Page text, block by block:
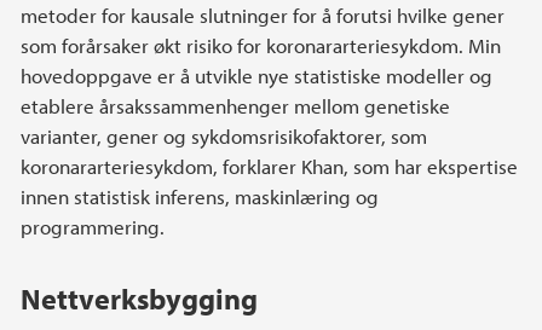
metoder for kausale slutninger for å forutsi hvilke gener
som forårsaker økt risiko for koronararteriesykdom. Min
hovedoppgave er å utvikle nye statistiske modeller og
etablere årsakssammenhenger mellom genetiske
varianter, gener og sykdomsrisikofaktorer, som
koronararteriesykdom, forklarer Khan, som har ekspertise
innen statistisk inferens, maskinlæring og
programmering.
Nettverksbygging